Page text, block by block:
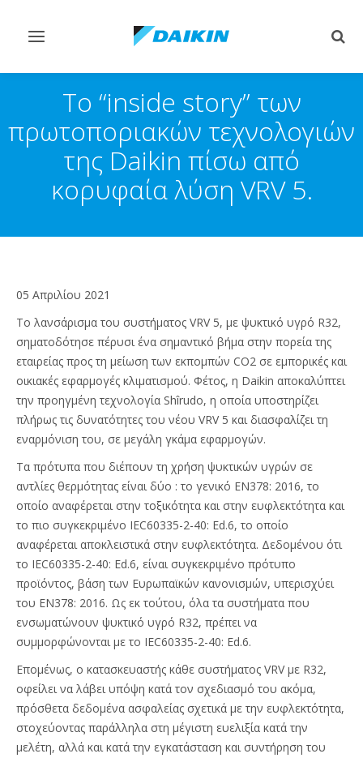
Εναλλαγή
πλοήγηση
To “inside story” των
πρωτοποριακών τεχνολογιών
της Daikin πίσω από
κορυφαία λύση VRV 5.
05 Απριλίου 2021
Το λανσάρισμα του συστήματος VRV 5, με ψυκτικό υγρό R32,
σηματοδότησε πέρυσι ένα σημαντικό βήμα στην πορεία της
εταιρείας προς τη μείωση των εκπομπών CO2 σε εμπορικές και
οικιακές εφαρμογές κλιματισμού. Φέτος, η Daikin αποκαλύπτει
την προηγμένη τεχνολογία Shîrudo, η οποία υποστηρίζει
πλήρως τις δυνατότητες του νέου VRV 5 και διασφαλίζει τη
εναρμόνιση του, σε μεγάλη γκάμα εφαρμογών.
Τα πρότυπα που διέπουν τη χρήση ψυκτικών υγρών σε
αντλίες θερμότητας είναι δύο : το γενικό EN378: 2016, το
οποίο αναφέρεται στην τοξικότητα και στην ευφλεκτότητα και
το πιο συγκεκριμένο IEC60335-2-40: Ed.6, το οποίο
αναφέρεται αποκλειστικά στην ευφλεκτότητα. Δεδομένου ότι
το IEC60335-2-40: Ed.6, είναι συγκεκριμένο πρότυπο
προϊόντος, βάση των Ευρωπαϊκών κανονισμών, υπερισχύει
του EN378: 2016. Ως εκ τούτου, όλα τα συστήματα που
ενσωματώνουν ψυκτικό υγρό R32, πρέπει να
συμμορφώνονται με το IEC60335-2-40: Ed.6.
Επομένως, ο κατασκευαστής κάθε συστήματος VRV με R32,
οφείλει να λάβει υπόψη κατά τον σχεδιασμό του ακόμα,
πρόσθετα δεδομένα ασφαλείας σχετικά με την ευφλεκτότητα,
στοχεύοντας παράλληλα στη μέγιστη ευελιξία κατά την
μελέτη, αλλά και κατά την εγκατάσταση και συντήρηση του